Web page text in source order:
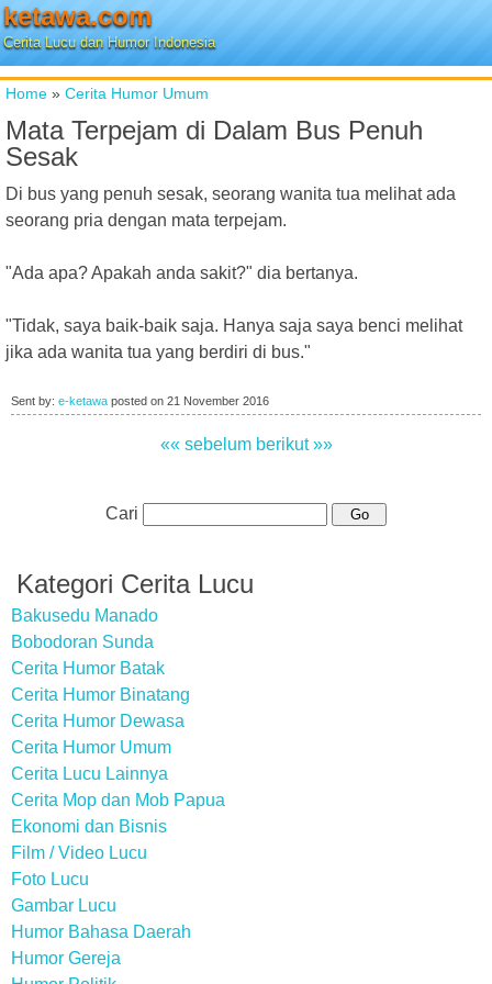
ketawa.com
Cerita Lucu dan Humor Indonesia
Home » Cerita Humor Umum
Mata Terpejam di Dalam Bus Penuh
Sesak
Di bus yang penuh sesak, seorang wanita tua melihat ada
seorang pria dengan mata terpejam.
"Ada apa? Apakah anda sakit?" dia bertanya.
"Tidak, saya baik-baik saja. Hanya saja saya benci melihat
jika ada wanita tua yang berdiri di bus."
Sent by: e-ketawa posted on 21 November 2016
«« sebelum berikut »»
Cari
Kategori Cerita Lucu
Bakusedu Manado
Bobodoran Sunda
Cerita Humor Batak
Cerita Humor Binatang
Cerita Humor Dewasa
Cerita Humor Umum
Cerita Lucu Lainnya
Cerita Mop dan Mob Papua
Ekonomi dan Bisnis
Film / Video Lucu
Foto Lucu
Gambar Lucu
Humor Bahasa Daerah
Humor Gereja